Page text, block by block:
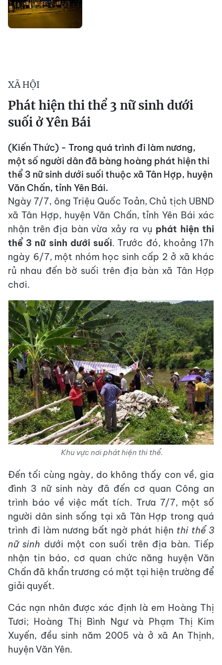
XÃ HỘI
Phát hiện thi thể 3 nữ sinh dưới
suối ở Yên Bái
(Kiến Thức) - Trong quá trình đi làm nương,
một số người dân đã bàng hoàng phát hiện thi
thể 3 nữ sinh dưới suối thuộc xã Tân Hợp, huyện
Văn Chấn, tỉnh Yên Bái.
Ngày 7/7, ông Triệu Quốc Toản, Chủ tịch UBND
xã Tân Hợp, huyện Văn Chấn, tỉnh Yên Bái xác
nhận trên địa bàn vừa xảy ra vụ phát hiện thi
thể 3 nữ sinh dưới suối. Trước đó, khoảng 17h
ngày 6/7, một nhóm học sinh cấp 2 ở xã khác
rủ nhau đến bờ suối trên địa bàn xã Tân Hợp
chơi.
Khu vực nơi phát hiện thi thể.
Đến tối cùng ngày, do không thấy con về, gia
đình 3 nữ sinh này đã đến cơ quan Công an
trình báo về việc mất tích. Trưa 7/7, một số
người dân sinh sống tại xã Tân Hợp trong quá
trình đi làm nương bất ngờ phát hiện thi thể 3
nữ sinh dưới một con suối trên địa bàn. Tiếp
nhận tin báo, cơ quan chức năng huyện Văn
Chấn đã khẩn trương có mặt tại hiện trường để
giải quyết.
Các nạn nhân được xác định là em Hoàng Thị
Tươi; Hoàng Thị Bình Ngư và Phạm Thị Kim
Xuyến, đều sinh năm 2005 và ở xã An Thịnh,
huyện Văn Yên.